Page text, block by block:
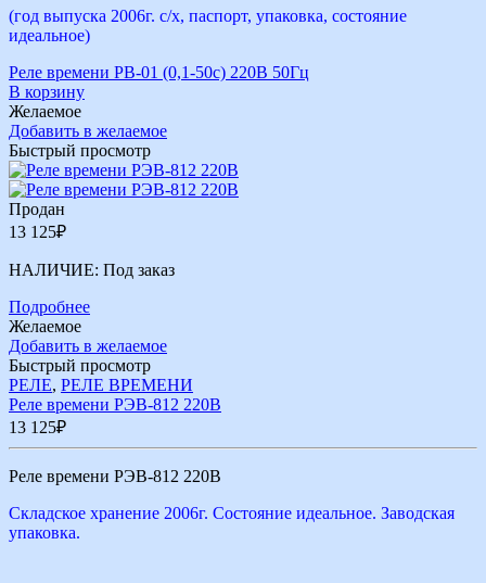
(год выпуска 2006г. с/х, паспорт, упаковка, состояние
идеальное)
Реле времени РВ-01 (0,1-50с) 220В 50Гц
В корзину
Желаемое
Добавить в желаемое
Быстрый просмотр
Продан
13 125₽
НАЛИЧИЕ: Под заказ
Подробнее
Желаемое
Добавить в желаемое
Быстрый просмотр
РЕЛЕ, РЕЛЕ ВРЕМЕНИ
Реле времени РЭВ-812 220В
13 125₽
Реле времени РЭВ-812 220В
Складское хранение 2006г. Состояние идеальное. Заводская
упаковка.